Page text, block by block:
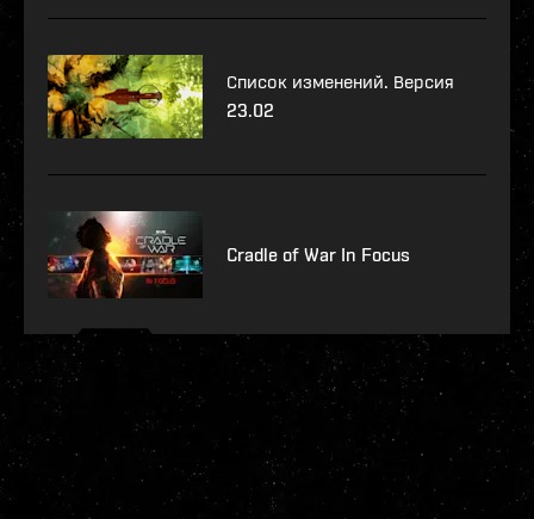
Список изменений. Версия
23.02
Cradle of War In Focus